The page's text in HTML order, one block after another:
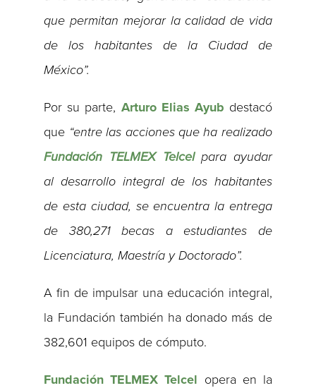
que permitan mejorar la calidad de vida
de los habitantes de la Ciudad de
México”.
Por su parte, Arturo Elias Ayub destacó
que “entre las acciones que ha realizado
Fundación TELMEX Telcelpara ayudar
al desarrollo integral de los habitantes
de esta ciudad, se encuentra la entrega
de 380,271 becas a estudiantes de
Licenciatura, Maestría y Doctorado”.
A fin de impulsar una educación integral,
la Fundación también ha donado más de
382,601 equipos de cómputo.
Fundación TELMEX Telcel opera en la